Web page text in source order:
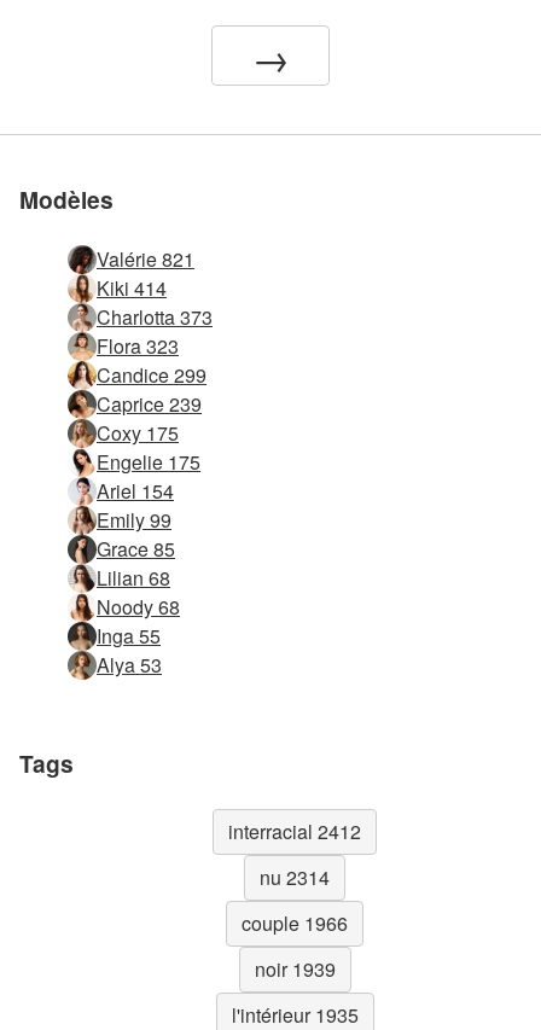
nous
nous
nous
nous
nous
→
Modèles
Valérie 821
Kiki 414
Charlotta 373
Flora 323
Candice 299
Caprice 239
Coxy 175
Engelie 175
Ariel 154
Emily 99
Grace 85
Lilian 68
Noody 68
Inga 55
Alya 53
Tags
interracial 2412
nu 2314
couple 1966
noir 1939
l'intérieur 1935